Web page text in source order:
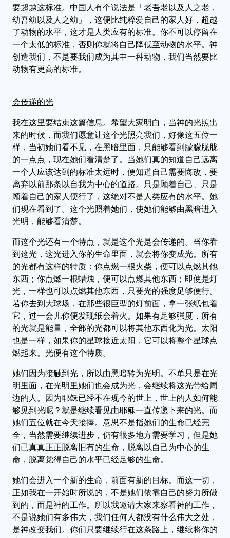
要超越这标准。中国人有个说法是「老吾老以及人之老，
幼吾幼以及人之幼」，这便比纯粹爱自己的家人好，超越
了动物的水平，这才是人类应有的标准。你不可以停留在
一个太低的标准，否则你就将自己降低至动物的水平。神
创造我们，不是要我们成为其中一种动物，我们当然要比
动物有更高的标准。
会传递的光
我在这里要结束这篇信息。希望大家明白，当神的光照出
来的时候，而我们愿意让这个光照亮我们，好像这五位一
样，当初她们看不见，在黑暗里面，只能够看到朦朦胧胧
的一点点，现在她们看清楚了。当她们真的知道自己远离
一个人应该达到的标准太远时，便知道自己需要悔改，要
离弃以前那条以自我为中心的道路。只是顾着自己、只是
顾着自己的家人便行了，这绝对不是人类应有的水平。她
们现在看到了。这个光照着她们，使她们能够由黑暗进入
光明，能够看清楚。
而这个光还有一个特点，就是这个光是会传递的。当你看
到这光，这光进入你的生命里面，就会将你变成光。所有
的光都有这样的特质：你点燃一根火柴，便可以点燃其他
东西；你点燃一根蜡烛，便可以点燃其他东西；即使是灯
光，一样也可以点燃其他东西，只要光的强度足够便行。
若你去到大球场，在那些很巨型的灯前面，拿一张纸包着
它，过一会儿你便发现纸会着火。如果有足够强度，所有
的光就是能量，全部的光都可以将其他东西化为光。太阳
也是一样，如果你的星球接近太阳，它可以将整个星球点
燃起来。光便有这个特质。
她们因为接触到光，所以由黑暗转为光明。不单只是在光
明里面，在光明里她们也会成为光，会继续将这光带给周
边的人。因为耶稣已经不在现今的世上，世上的人如何能
够见到光呢？就是继续看见由耶稣一直传递下来的光。而
她们五位就在今天接捧。意思不是指她们的生命已经完
全，当然需要继续进步，仍有很多地方需要学习，但是她
们已真真正正脱离旧有的生命，脱离以自己为中心的生
命，脱离觉得自己的水平已经足够的生命。
她们会进入一个新的生命，前面有新的目标。而这一切，
正如我在一开始时所说的，不是她们依靠自己的努力所做
到的，而是神的工作。所以我邀请大家来察看神的工作，
不是说她们有多伟大，我们任何人都没有什么伟大之处，
是神改变我们。你们只要继续行在这条路上，继续将你的